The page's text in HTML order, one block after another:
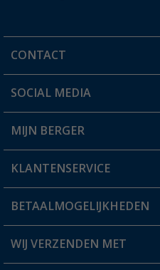
CONTACT
Een vraag?
Winkel vinden
SOCIAL MEDIA
MIJN BERGER
Mijn account
Status bestelling
Verlanglijstje
KLANTENSERVICE
FAQ & Contact
Verzendinformatie
BETAALMOGELIJKHEDEN
WIJ VERZENDEN MET